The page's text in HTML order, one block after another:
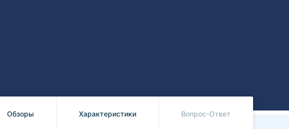
Обзоры Характеристики Вопрос-Ответ